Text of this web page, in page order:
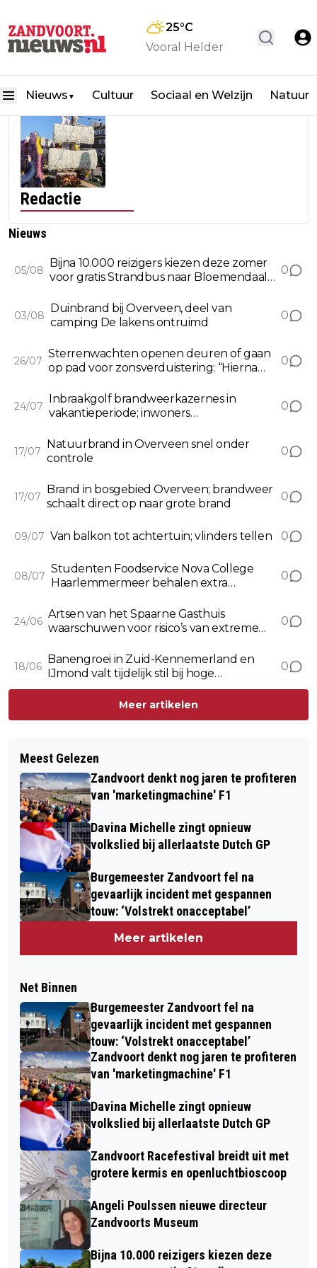
25°C
Vooral Helder
Nieuws ▼ Cultuur Sociaal en Welzijn Natuur
Redactie
Nieuws
05/08
Bijna 10.000 reizigers kiezen deze zomer
voor gratis Strandbus naar Bloemendaal
0
03/08
Duinbrand bij Overveen, deel van
camping De lakens ontruimd
0
26/07
Sterrenwachten openen deuren of gaan
op pad voor zonsverduistering: “Hierna
0
24/07
Inbraakgolf brandweerkazernes in
vakantieperiode; inwoners
0
17/07
Natuurbrand in Overveen snel onder
controle
0
17/07
Brand in bosgebied Overveen; brandweer
schaalt direct op naar grote brand
0
09/07 Van balkon tot achtertuin; vlinders tellen 0
08/07
Studenten Foodservice Nova College
Haarlemmermeer behalen extra
0
24/06
Artsen van het Spaarne Gasthuis
waarschuwen voor risico’s van extreme
0
18/06
Banengroei in Zuid-Kennemerland en
IJmond valt tijdelijk stil bij hoge
energieprijzen
0
Meer artikelen
Meest Gelezen
Zandvoort denkt nog jaren te profiteren
van 'marketingmachine' F1
Davina Michelle zingt opnieuw
volkslied bij allerlaatste Dutch GP
Burgemeester Zandvoort fel na
gevaarlijk incident met gespannen
touw: ‘Volstrekt onacceptabel’
Meer artikelen
Net Binnen
Burgemeester Zandvoort fel na
gevaarlijk incident met gespannen
touw: ‘Volstrekt onacceptabel’
Zandvoort denkt nog jaren te profiteren
van 'marketingmachine' F1
Davina Michelle zingt opnieuw
volkslied bij allerlaatste Dutch GP
Zandvoort Racefestival breidt uit met
grotere kermis en openluchtbioscoop
Angeli Poulssen nieuwe directeur
Zandvoorts Museum
Bijna 10.000 reizigers kiezen deze